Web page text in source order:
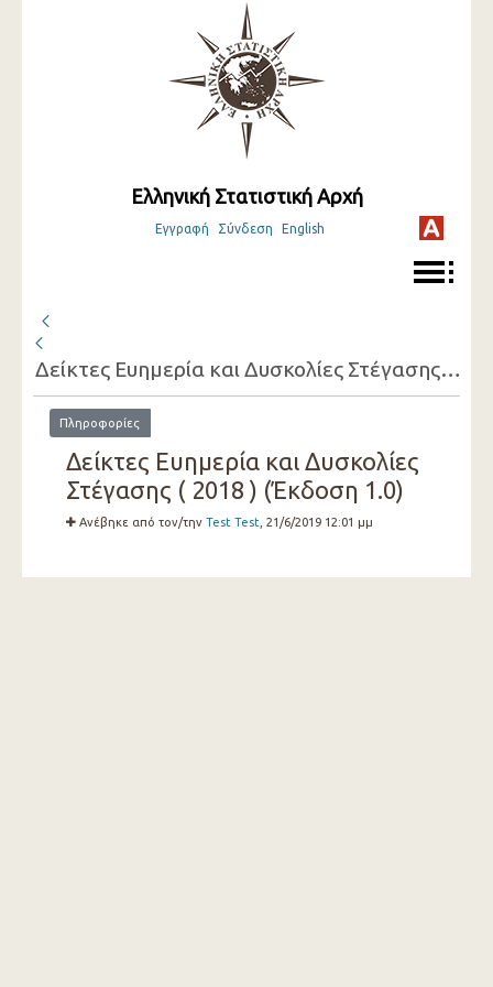
Ελληνική Στατιστική Αρχή
Εγγραφή Σύνδεση English
Δείκτες Ευημερία και Δυσκολίες Στέγασης ( 2018 )
Πληροφορίες
Δείκτες Ευημερία και Δυσκολίες
Στέγασης ( 2018 ) (Έκδοση 1.0)
Ανέβηκε από τον/την Test Test , 21/6/2019 12:01 μμ